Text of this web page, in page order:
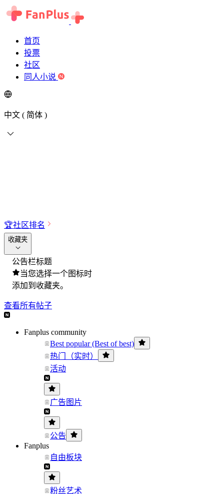
首页
投票
社区
同人小说
中文 ( 简体 )
🏆社区排名
收藏夹
公告栏标题
当您选择一个图标时
添加到收藏夹。
查看所有帖子
Fanplus community
Best popular (Best of best)
热门（实时）
活动
广告图片
公告
Fanplus
自由板块
粉丝艺术